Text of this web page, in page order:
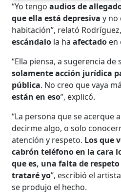
“Yo tengo audios de
que ella está depresiva y no
habitación”, relató
escándalo la haafectado en
“Ella piensa, a sugerencia
solamente acción jurídica
pública. No creo que vaya
están en eso”, explicó.
“La persona que se acerque
decirme algo, o solo
atención y respeto. Los que
cabrón teléfono en la cara
que es, una falta de
trataré yo”, escribió el
se produjo el hecho.